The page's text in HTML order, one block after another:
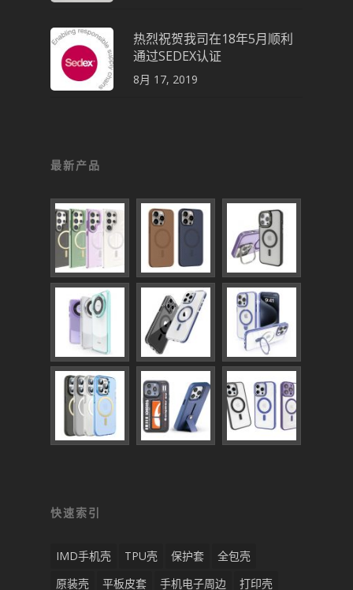
热烈祝贺我司在18年5月顺利
通过SEDEX认证
8月 17, 2019
最新产品
快速索引
IMD手机壳 TPU壳 保护套
全包壳
原装壳
平板皮套 手机电子周边 打印壳